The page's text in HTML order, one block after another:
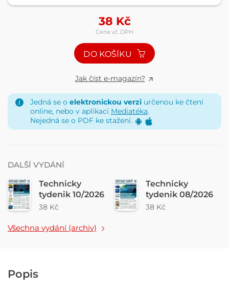
38 Kč
Cena vč. DPH
DO KOŠÍKU
Jak číst e-magazín?
Jedná se o elektronickou verzi určenou ke čtení
online, nebo v aplikaci Mediatéka.
Nejedná se o PDF ke stažení.
DALŠÍ VYDÁNÍ
Technicky
tydenik 10/2026
38 Kč
Technicky
tydenik 08/2026
38 Kč
Všechna vydání (archiv)
Popis